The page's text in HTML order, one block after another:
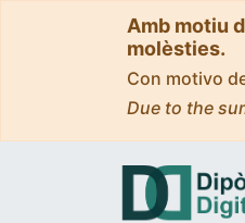
Amb motiu
molèsties.
Con motivo
Due to the